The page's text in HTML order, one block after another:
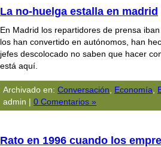
La no-huelga estalla en madrid
En Madrid los repartidores de prensa
los han convertido en autónomos, han
jefes descolocado no saben que hacer
está aquí­.
Archivado en: Conversación Economía
admin | 0 Comentarios »
Rato en 1996 cuando los